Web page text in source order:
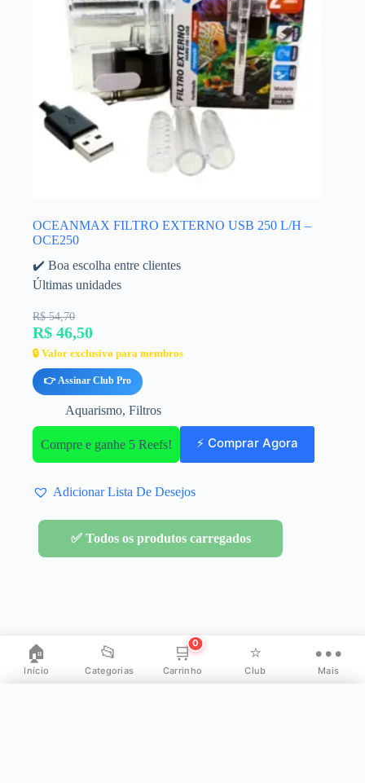
🏠
Início
📂
Categorias
🛒
Carrinho
0 ⭐
Club
•••
Mais
OCEANMAX FILTRO EXTERNO USB 250 L/H –
OCE250
✔️ Boa escolha entre clientes
Últimas unidades
R$ 54,70
R$ 46,50
🔒 Valor exclusivo para membros
👉 Assinar Club Pro
Aquarismo, Filtros
Compre e ganhe 5 Reefs! ⚡ Comprar Agora
Adicionar Lista De Desejos
✅ Todos os produtos carregados